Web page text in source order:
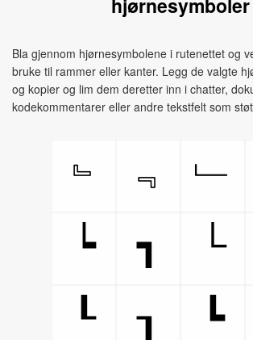
Bla gjennom hjørnesymbolene i rutenettet og
bruke til rammer eller kanter. Legg de valgte
og kopier og lim dem deretter inn i chatter,
kodekommentarer eller andre tekstfelt som
﹄ ﹃ ﹂
┕
┓ └
┖
┒ ┗